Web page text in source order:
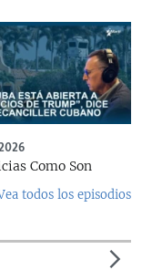
Como Son
todos los episodios